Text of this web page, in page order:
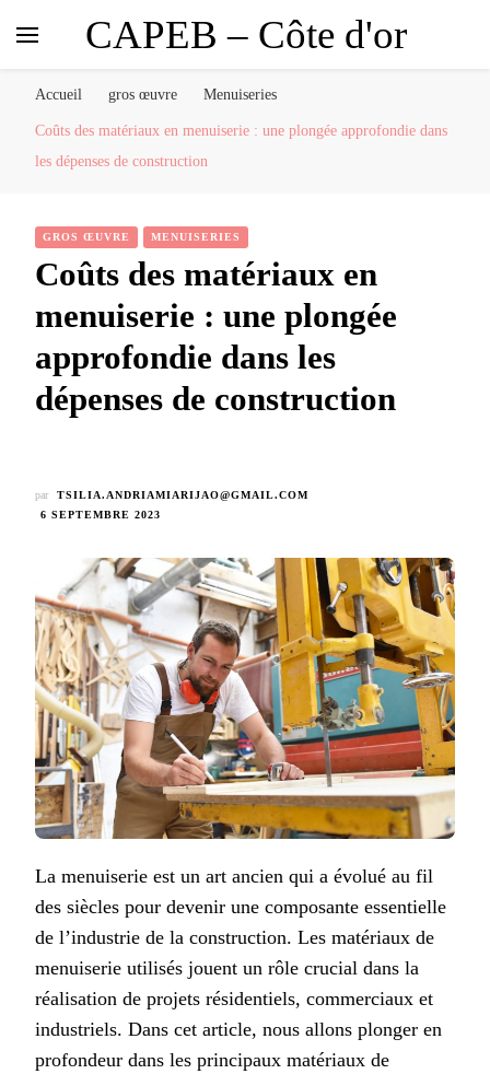
CAPEB – Côte d'or
Accueil gros œuvre Menuiseries
Coûts des matériaux en menuiserie : une plongée approfondie dans
les dépenses de construction
GROS ŒUVRE MENUISERIES
Coûts des matériaux en
menuiserie : une plongée
approfondie dans les
dépenses de construction
par
TSILIA.ANDRIAMIARIJAO@GMAIL.COM
6 SEPTEMBRE 2023
La menuiserie est un art ancien qui a évolué au fil
des siècles pour devenir une composante essentielle
de l’industrie de la construction. Les matériaux de
menuiserie utilisés jouent un rôle crucial dans la
réalisation de projets résidentiels, commerciaux et
industriels. Dans cet article, nous allons plonger en
profondeur dans les principaux matériaux de